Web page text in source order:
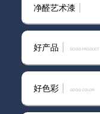
净醛艺术漆
好产品 GOOD PRODUCT
好色彩 GOOD COLOR